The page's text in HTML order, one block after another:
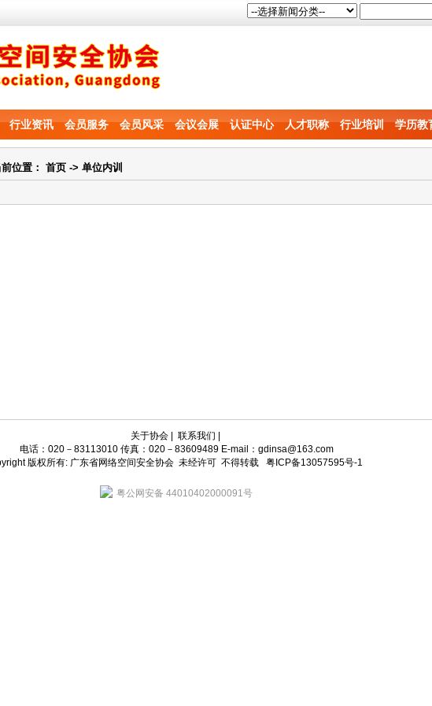
行业资讯 会员服务 会员风采 会议会展 认证中心 人才职称 行业培训 学历教
位置： 首页 -> 单位内训
关于协会| 联系我们
电话：020－83113010 传真：020－83609489 E-mail：gdinsa@163.com
版权所有: 广东省网络空间安全协会 未经许可 不得转载 粤ICP备13057595号-1
粤公网安备 44010402000091号